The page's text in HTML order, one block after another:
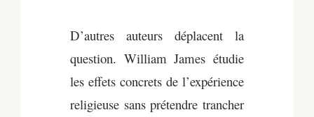
D’autres auteurs déplacent la
question. William James étudie
les effets concrets de l’expérience
religieuse sans prétendre trancher